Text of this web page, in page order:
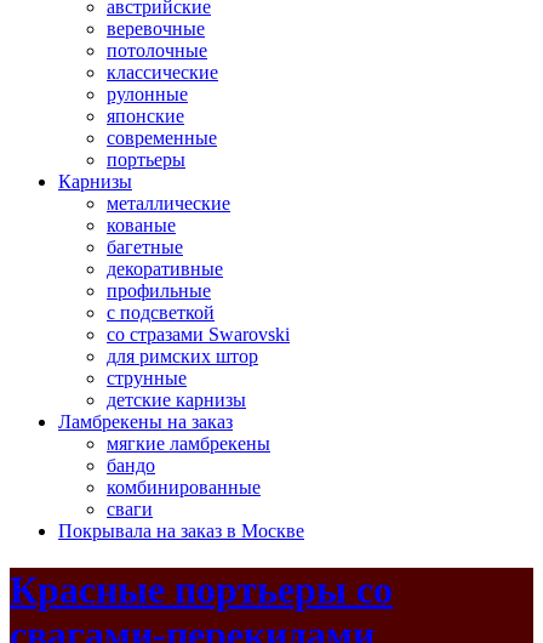
австрийские
веревочные
потолочные
классические
рулонные
японские
современные
портьеры
Карнизы
металлические
кованые
багетные
декоративные
профильные
с подсветкой
со стразами Swarovski
для римских штор
струнные
детские карнизы
Ламбрекены на заказ
мягкие ламбрекены
бандо
комбинированные
сваги
Покрывала на заказ в Москве
Красные портьеры со